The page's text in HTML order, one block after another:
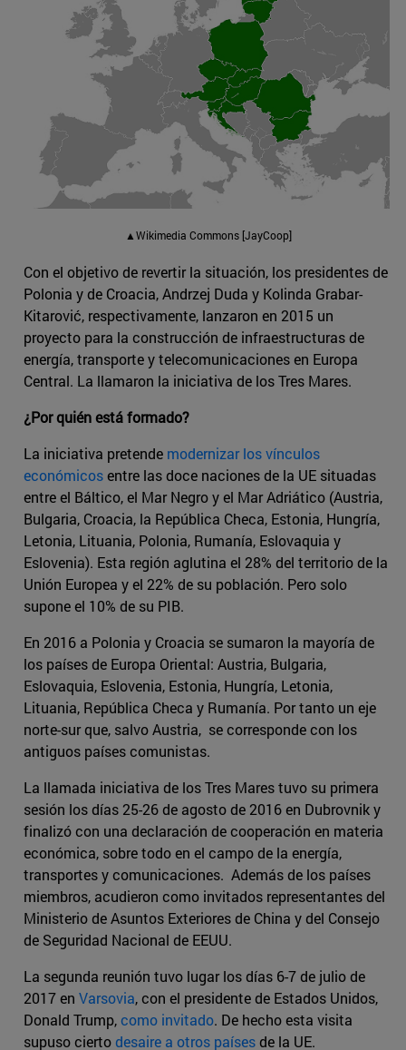
▲Wikimedia Commons [JayCoop]
Con el objetivo de revertir la situación, los presidentes de
Polonia y de Croacia, Andrzej Duda y Kolinda Grabar-
Kitarović, respectivamente, lanzaron en 2015 un
proyecto para la construcción de infraestructuras de
energía, transporte y telecomunicaciones en Europa
Central. La llamaron la iniciativa de los Tres Mares.
¿Por quién está formado?
La iniciativa pretende modernizar los vínculos
económicosentre las doce naciones de la UE situadas
entre el Báltico, el Mar Negro y el Mar Adriático (Austria,
Bulgaria, Croacia, la República Checa, Estonia, Hungría,
Letonia, Lituania, Polonia, Rumanía, Eslovaquia y
Eslovenia). Esta región aglutina el 28% del territorio de la
Unión Europea y el 22% de su población. Pero solo
supone el 10% de su PIB.
En 2016 a Polonia y Croacia se sumaron la mayoría de
los países de Europa Oriental: Austria, Bulgaria,
Eslovaquia, Eslovenia, Estonia, Hungría, Letonia,
Lituania, República Checa y Rumanía. Por tanto un eje
norte-sur que, salvo Austria, se corresponde con los
antiguos países comunistas.
La llamada iniciativa de los Tres Mares tuvo su primera
sesión los días 25-26 de agosto de 2016 en Dubrovnik y
finalizó con una declaración de cooperación en materia
económica, sobre todo en el campo de la energía,
transportes y comunicaciones. Además de los países
miembros, acudieron como invitados representantes del
Ministerio de Asuntos Exteriores de China y del Consejo
de Seguridad Nacional de EEUU.
La segunda reunión tuvo lugar los días 6-7 de julio de
2017 en Varsovia, con el presidente de Estados Unidos,
Donald Trump,como invitado. De hecho esta visita
supuso ciertodesaire a otros paísesde la UE.